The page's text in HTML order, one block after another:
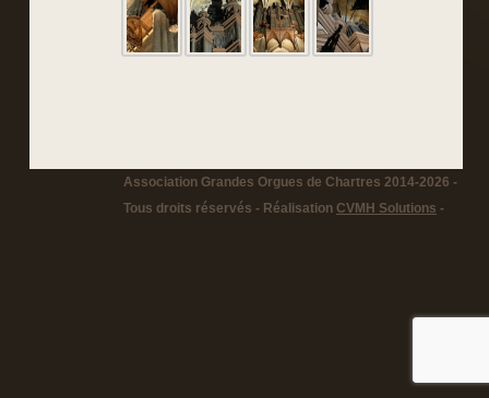
Association Grandes Orgues de Chartres 2014-2026 -
Tous droits réservés - Réalisation CVMH Solutions -